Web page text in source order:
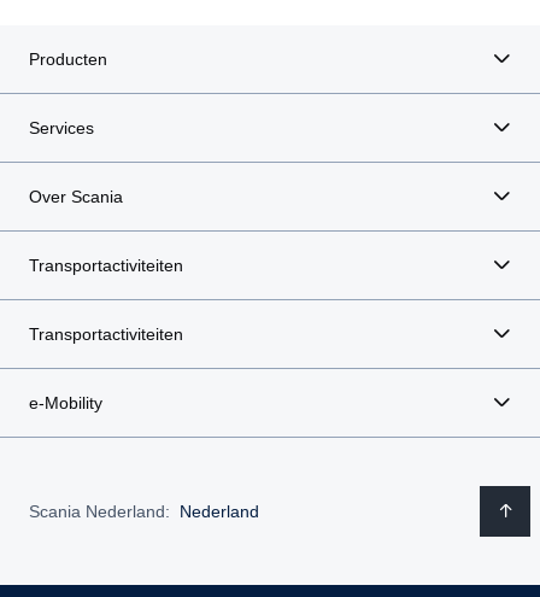
Producten
Services
Over Scania
Transportactiviteiten
Transportactiviteiten
e-Mobility
Scania Nederland: Nederland